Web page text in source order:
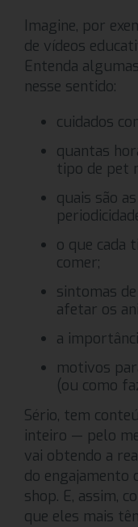
Imagine, por
de vídeos
Entenda
nesse sentido:
cuidados
quantas
tipo de pet
quais são
o que cada
comer;
sintomas
afetar os
a
motivos
(ou como
Sério, tem
inteiro — pelo
vai obtendo a
do engajamento
shop. E, assim,
que eles mais